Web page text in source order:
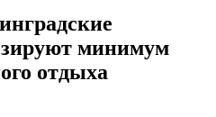
минимум
отдыха